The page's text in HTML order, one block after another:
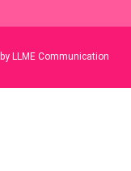
LLME Communication